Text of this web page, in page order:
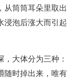
筒筒耳朵里取出
泡后涨大而引
大体分为三种：
时掉出来，唯